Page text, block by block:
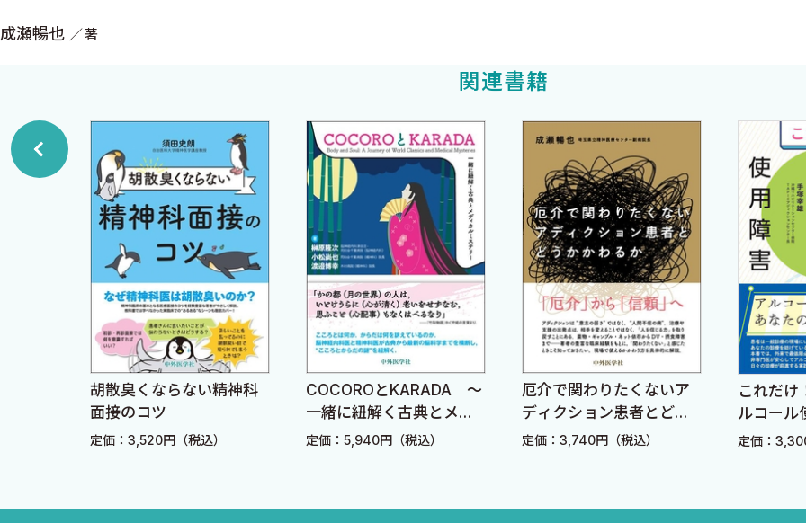
「厄介で関わりたくない」アルコール依存症患者であっても，治療者の関わり方によって変わり始める．この事実を
2023年8月
成 瀬 暢 也
6．本当は，人に受け入れられたいが，受け入れられないと思い込んでいる
3厄介なアルコール依存症患者とは？
4どうして依存症患者は厄介なのか？
5依存症患者にとってアルコールとは？
ストーリー1
ストーリー2
6依存症患者の背景にある6つの特徴
7依存症患者の背景にある「人間不信」
8厄介な患者ほど人間不信が強い
9患者は不安で苦しんでいる
10どうして患者は素直でないのか？
11どうして患者は強がるのか？
成瀬暢也 著
関連書籍
胡散臭くならない精神科
面接のコツ
定価：3,520円（税込）
COCOROとKARADA 〜
一緒に紐解く古典とメデ
ィカルミステリー〜
定価：5,940円（税込）
厄介で関わりたくないア
ディクション患者とどう
かかわるか
定価：3,740円（税込）
これだけ
ルコール
定価：